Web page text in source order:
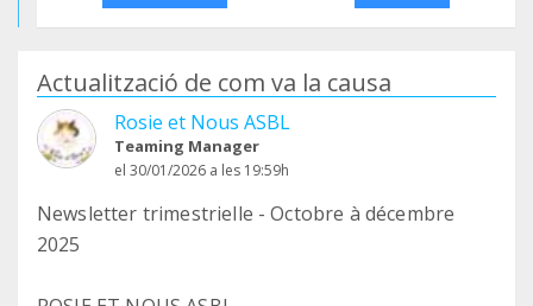
Actualització de com va la causa
Rosie et Nous ASBL
Teaming Manager
el 30/01/2026 a les 19:59h
Newsletter trimestrielle - Octobre à décembre
2025